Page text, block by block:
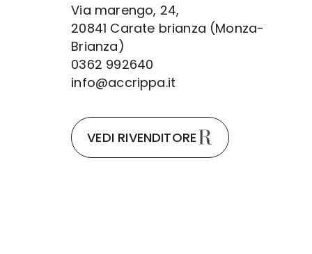
Via marengo, 24,
20841 Carate brianza (Monza-
Brianza)
0362 992640
info@accrippa.it
VEDI RIVENDITORE